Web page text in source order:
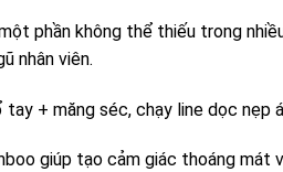
phần không thể thiếu trong
nhân viên.
+ măng séc, chạy line dọc nẹp
giúp tạo cảm giác thoáng mát